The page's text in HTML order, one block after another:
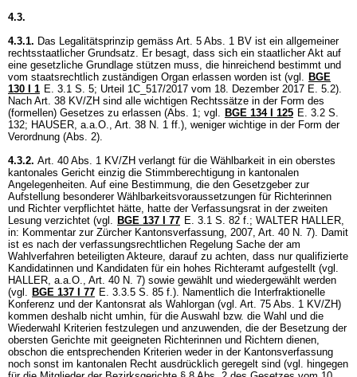
4.3.
4.3.1. Das Legalitätsprinzip gemäss Art. 5 Abs. 1 BV ist ein allgemeiner
rechtsstaatlicher Grundsatz. Er besagt, dass sich ein staatlicher Akt auf
eine gesetzliche Grundlage stützen muss, die hinreichend bestimmt und
vom staatsrechtlich zuständigen Organ erlassen worden ist (vgl. BGE
130 I 1 E. 3.1 S. 5; Urteil 1C_517/2017 vom 18. Dezember 2017 E. 5.2).
Nach Art. 38 KV/ZH sind alle wichtigen Rechtssätze in der Form des
(formellen) Gesetzes zu erlassen (Abs. 1; vgl. BGE 134 I 125 E. 3.2 S.
132; HAUSER, a.a.O., Art. 38 N. 1 ff.), weniger wichtige in der Form der
Verordnung (Abs. 2).
4.3.2. Art. 40 Abs. 1 KV/ZH verlangt für die Wählbarkeit in ein oberstes
kantonales Gericht einzig die Stimmberechtigung in kantonalen
Angelegenheiten. Auf eine Bestimmung, die den Gesetzgeber zur
Aufstellung besonderer Wählbarkeitsvoraussetzungen für Richterinnen
und Richter verpflichtet hätte, hatte der Verfassungsrat in der zweiten
Lesung verzichtet (vgl. BGE 137 I 77 E. 3.1 S. 82 f.; WALTER HALLER,
in: Kommentar zur Zürcher Kantonsverfassung, 2007, Art. 40 N. 7). Damit
ist es nach der verfassungsrechtlichen Regelung Sache der am
Wahlverfahren beteiligten Akteure, darauf zu achten, dass nur qualifizierte
Kandidatinnen und Kandidaten für ein hohes Richteramt aufgestellt (vgl.
HALLER, a.a.O., Art. 40 N. 7) sowie gewählt und wiedergewählt werden
(vgl. BGE 137 I 77 E. 3.3.5 S. 85 f.). Namentlich die Interfraktionelle
Konferenz und der Kantonsrat als Wahlorgan (vgl. Art. 75 Abs. 1 KV/ZH)
kommen deshalb nicht umhin, für die Auswahl bzw. die Wahl und die
Wiederwahl Kriterien festzulegen und anzuwenden, die der Besetzung der
obersten Gerichte mit geeigneten Richterinnen und Richtern dienen,
obschon die entsprechenden Kriterien weder in der Kantonsverfassung
noch sonst im kantonalen Recht ausdrücklich geregelt sind (vgl. hingegen